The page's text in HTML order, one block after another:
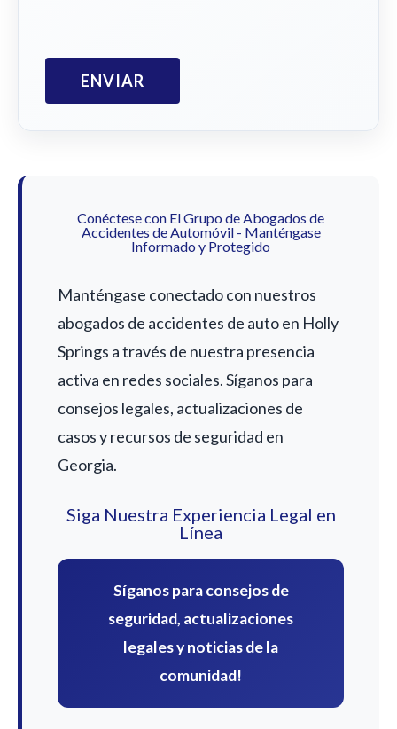
Conéctese con El Grupo de Abogados de
Accidentes de Automóvil - Manténgase
Informado y Protegido
Manténgase conectado con nuestros
abogados de accidentes de auto en Holly
Springs a través de nuestra presencia
activa en redes sociales. Síganos para
consejos legales, actualizaciones de
casos y recursos de seguridad en
Georgia.
Siga Nuestra Experiencia Legal en
Línea
Síganos para consejos de
seguridad, actualizaciones
legales y noticias de la
comunidad!